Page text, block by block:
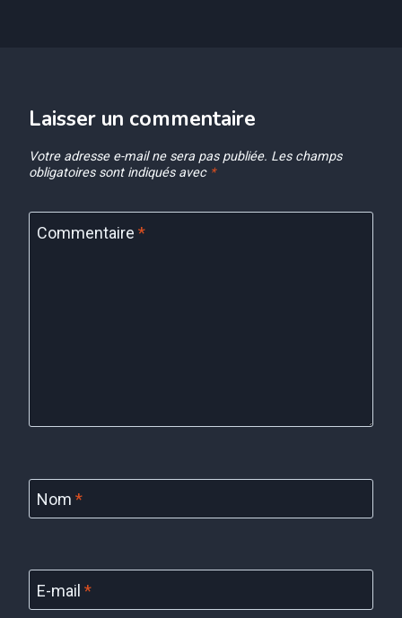
Laisser un commentaire
Votre adresse e-mail ne sera pas publiée. Les champs
obligatoires sont indiqués avec *
Commentaire *
Nom *
E-mail *